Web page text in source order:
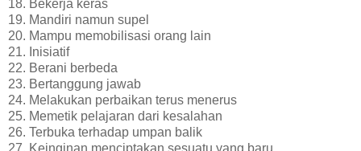
18. Bekerja keras
19. Mandiri namun supel
20. Mampu memobilisasi orang lain
21. Inisiatif
22. Berani berbeda
23. Bertanggung jawab
24. Melakukan perbaikan terus menerus
25. Memetik pelajaran dari kesalahan
26. Terbuka terhadap umpan balik